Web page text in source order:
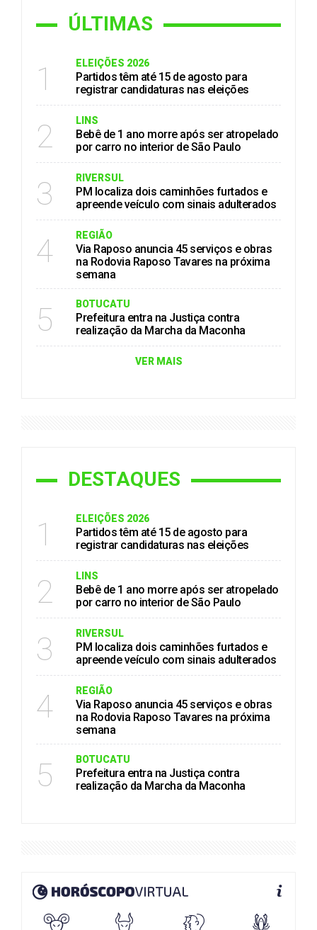
ÚLTIMAS
1 ELEIÇÕES 2026
Partidos têm até 15 de agosto para
registrar candidaturas nas eleições
2 LINS
Bebê de 1 ano morre após ser atropelado
por carro no interior de São Paulo
3 RIVERSUL
PM localiza dois caminhões furtados e
apreende veículo com sinais adulterados
4 REGIÃO
Via Raposo anuncia 45 serviços e obras
na Rodovia Raposo Tavares na próxima
semana
5 BOTUCATU
Prefeitura entra na Justiça contra
realização da Marcha da Maconha
VER MAIS
DESTAQUES
1 ELEIÇÕES 2026
Partidos têm até 15 de agosto para
registrar candidaturas nas eleições
2 LINS
Bebê de 1 ano morre após ser atropelado
por carro no interior de São Paulo
3 RIVERSUL
PM localiza dois caminhões furtados e
apreende veículo com sinais adulterados
4 REGIÃO
Via Raposo anuncia 45 serviços e obras
na Rodovia Raposo Tavares na próxima
semana
5 BOTUCATU
Prefeitura entra na Justiça contra
realização da Marcha da Maconha